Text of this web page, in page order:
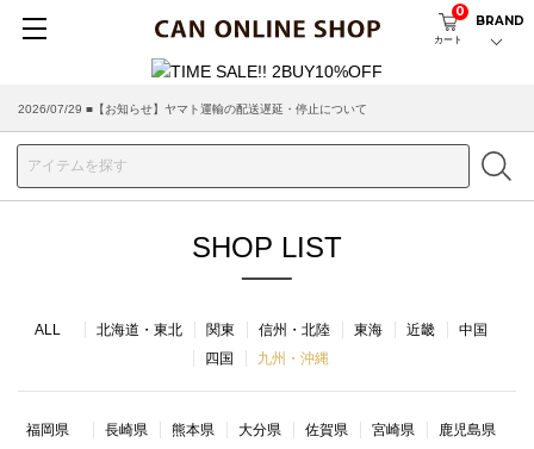
カート
0
BRAND
2026/07/29 ■【お知らせ】ヤマト運輸の配送遅延・停止について
SHOP LIST
ALL 北海道・東北 関東 信州・北陸 東海 近畿
中国
四国
九州・沖縄
福岡県 長崎県 熊本県 大分県 佐賀県 宮崎県
鹿児島県